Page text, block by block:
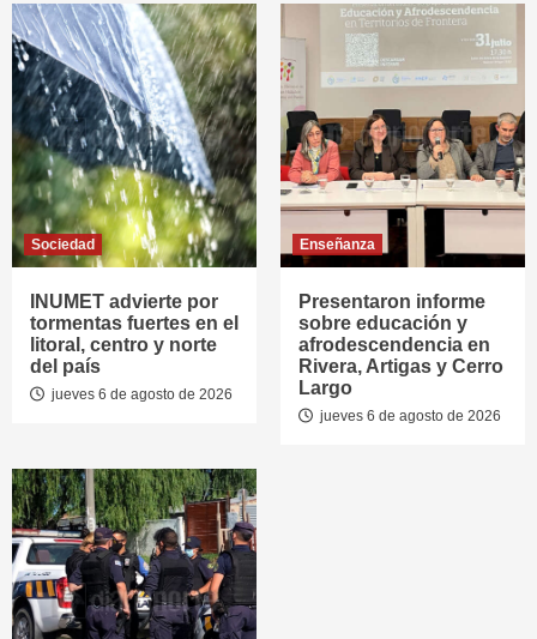
Sociedad
INUMET advierte por
tormentas fuertes en el
litoral, centro y norte
del país
jueves 6 de agosto de 2026
Enseñanza
Presentaron informe
sobre educación y
afrodescendencia en
Rivera, Artigas y Cerro
Largo
jueves 6 de agosto de 2026